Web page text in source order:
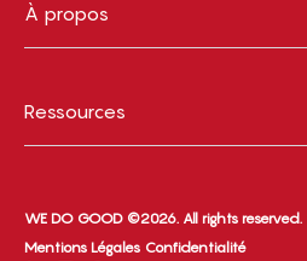
À propos
Ressources
WE DO GOOD ©2026. All rights reserved.
Mentions Légales Confidentialité